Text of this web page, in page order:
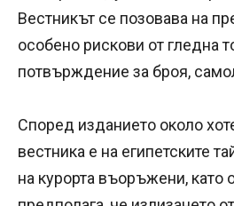
Вестникът се позовава на
особено рискови от гледна
потвърждение за броя,
Според изданието около
вестника е на египетските
на курорта въоръжени, като